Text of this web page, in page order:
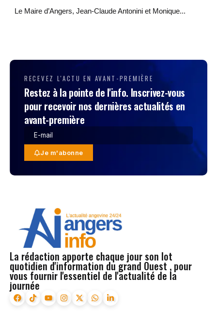
Le Maire d’Angers, Jean-Claude Antonini et Monique...
RECEVEZ L'ACTU EN AVANT-PREMIÈRE
Restez à la pointe de l'info. Inscrivez-vous
pour recevoir nos dernières actualités en
avant-première
Je m'abonne
La rédaction apporte chaque jour son lot
quotidien d'information du grand Ouest , pour
vous fournir l'essentiel de l'actualité de la
journée